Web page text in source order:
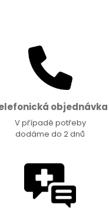
objednávka
V případě potřeby
dodáme do 2 dnů